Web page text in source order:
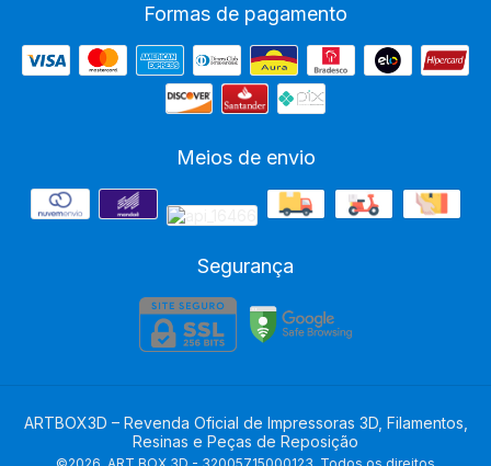
Formas de pagamento
Meios de envio
Segurança
ARTBOX3D – Revenda Oficial de Impressoras 3D, Filamentos,
Resinas e Peças de Reposição